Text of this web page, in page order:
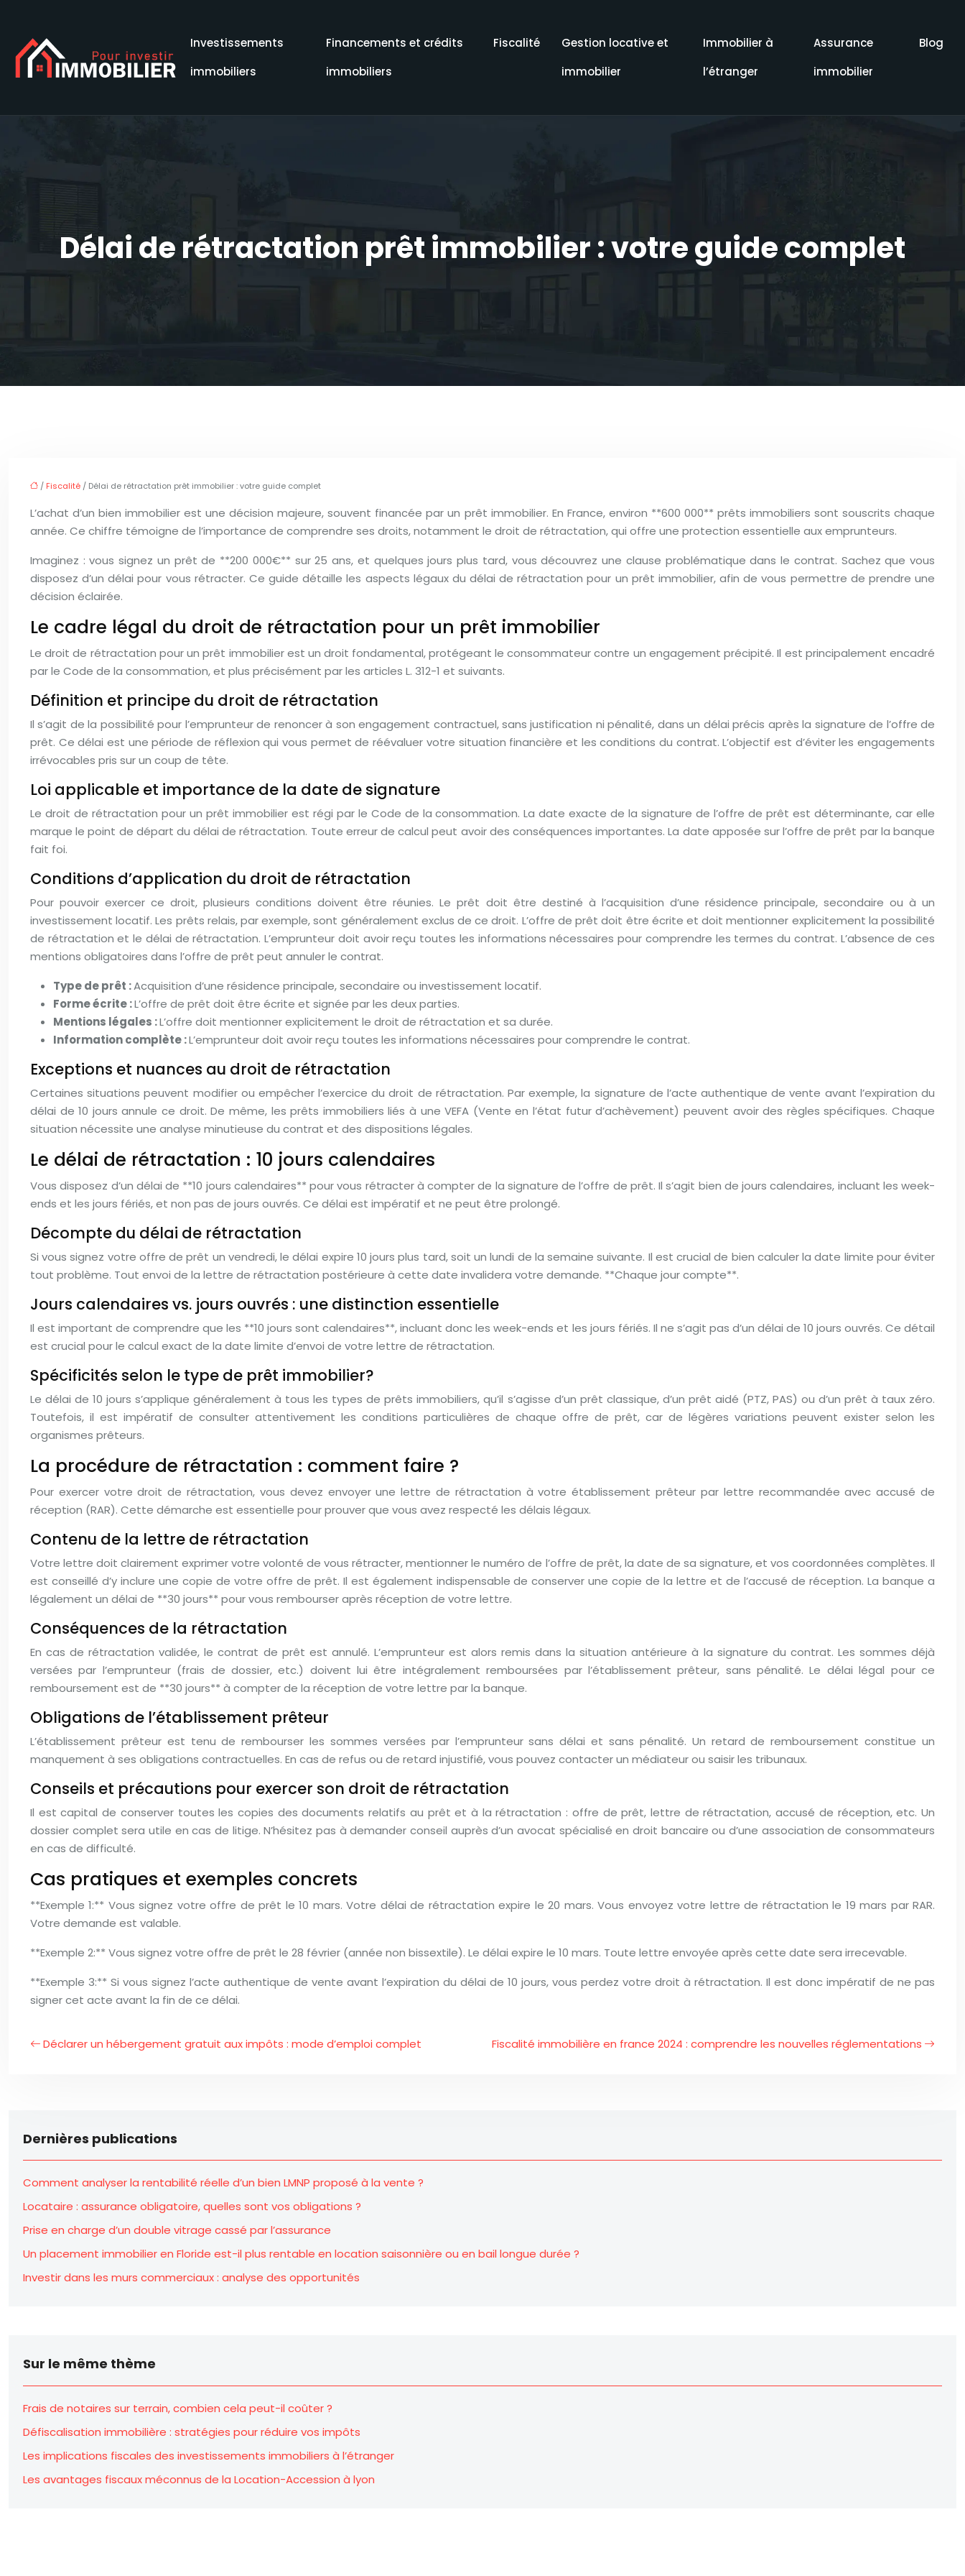
Investissements
immobiliers
Financements et crédits
immobiliers
Fiscalité
Gestion locative et
immobilier
Immobilier à
l’étranger
Assurance
immobilier
Blog
Délai de rétractation prêt immobilier : votre guide complet
/ Fiscalité / Délai de rétractation prêt immobilier : votre guide complet
L’achat d’un bien immobilier est une décision majeure, souvent financée par un prêt immobilier. En France, environ **600 000** prêts immobiliers sont souscrits chaque
année. Ce chiffre témoigne de l’importance de comprendre ses droits, notamment le droit de rétractation, qui offre une protection essentielle aux emprunteurs.
Imaginez : vous signez un prêt de **200 000€** sur 25 ans, et quelques jours plus tard, vous découvrez une clause problématique dans le contrat. Sachez que vous
disposez d’un délai pour vous rétracter. Ce guide détaille les aspects légaux du délai de rétractation pour un prêt immobilier, afin de vous permettre de prendre une
décision éclairée.
Le cadre légal du droit de rétractation pour un prêt immobilier
Le droit de rétractation pour un prêt immobilier est un droit fondamental, protégeant le consommateur contre un engagement précipité. Il est principalement encadré
par le Code de la consommation, et plus précisément par les articles L. 312-1 et suivants.
Définition et principe du droit de rétractation
Il s’agit de la possibilité pour l’emprunteur de renoncer à son engagement contractuel, sans justification ni pénalité, dans un délai précis après la signature de l’offre de
prêt. Ce délai est une période de réflexion qui vous permet de réévaluer votre situation financière et les conditions du contrat. L’objectif est d’éviter les engagements
irrévocables pris sur un coup de tête.
Loi applicable et importance de la date de signature
Le droit de rétractation pour un prêt immobilier est régi par le Code de la consommation. La date exacte de la signature de l’offre de prêt est déterminante, car elle
marque le point de départ du délai de rétractation. Toute erreur de calcul peut avoir des conséquences importantes. La date apposée sur l’offre de prêt par la banque
fait foi.
Conditions d’application du droit de rétractation
Pour pouvoir exercer ce droit, plusieurs conditions doivent être réunies. Le prêt doit être destiné à l’acquisition d’une résidence principale, secondaire ou à un
investissement locatif. Les prêts relais, par exemple, sont généralement exclus de ce droit. L’offre de prêt doit être écrite et doit mentionner explicitement la possibilité
de rétractation et le délai de rétractation. L’emprunteur doit avoir reçu toutes les informations nécessaires pour comprendre les termes du contrat. L’absence de ces
mentions obligatoires dans l’offre de prêt peut annuler le contrat.
Type de prêt :Acquisition d’une résidence principale, secondaire ou investissement locatif.
Forme écrite :L’offre de prêt doit être écrite et signée par les deux parties.
Mentions légales :L’offre doit mentionner explicitement le droit de rétractation et sa durée.
Information complète :L’emprunteur doit avoir reçu toutes les informations nécessaires pour comprendre le contrat.
Exceptions et nuances au droit de rétractation
Certaines situations peuvent modifier ou empêcher l’exercice du droit de rétractation. Par exemple, la signature de l’acte authentique de vente avant l’expiration du
délai de 10 jours annule ce droit. De même, les prêts immobiliers liés à une VEFA (Vente en l’état futur d’achèvement) peuvent avoir des règles spécifiques. Chaque
situation nécessite une analyse minutieuse du contrat et des dispositions légales.
Le délai de rétractation : 10 jours calendaires
Vous disposez d’un délai de **10 jours calendaires** pour vous rétracter à compter de la signature de l’offre de prêt. Il s’agit bien de jours calendaires, incluant les week-
ends et les jours fériés, et non pas de jours ouvrés. Ce délai est impératif et ne peut être prolongé.
Décompte du délai de rétractation
Si vous signez votre offre de prêt un vendredi, le délai expire 10 jours plus tard, soit un lundi de la semaine suivante. Il est crucial de bien calculer la date limite pour éviter
tout problème. Tout envoi de la lettre de rétractation postérieure à cette date invalidera votre demande. **Chaque jour compte**.
Jours calendaires vs. jours ouvrés : une distinction essentielle
Il est important de comprendre que les **10 jours sont calendaires**, incluant donc les week-ends et les jours fériés. Il ne s’agit pas d’un délai de 10 jours ouvrés. Ce détail
est crucial pour le calcul exact de la date limite d’envoi de votre lettre de rétractation.
Spécificités selon le type de prêt immobilier?
Le délai de 10 jours s’applique généralement à tous les types de prêts immobiliers, qu’il s’agisse d’un prêt classique, d’un prêt aidé (PTZ, PAS) ou d’un prêt à taux zéro.
Toutefois, il est impératif de consulter attentivement les conditions particulières de chaque offre de prêt, car de légères variations peuvent exister selon les
organismes prêteurs.
La procédure de rétractation : comment faire ?
Pour exercer votre droit de rétractation, vous devez envoyer une lettre de rétractation à votre établissement prêteur par lettre recommandée avec accusé de
réception (RAR). Cette démarche est essentielle pour prouver que vous avez respecté les délais légaux.
Contenu de la lettre de rétractation
Votre lettre doit clairement exprimer votre volonté de vous rétracter, mentionner le numéro de l’offre de prêt, la date de sa signature, et vos coordonnées complètes. Il
est conseillé d’y inclure une copie de votre offre de prêt. Il est également indispensable de conserver une copie de la lettre et de l’accusé de réception. La banque a
légalement un délai de **30 jours** pour vous rembourser après réception de votre lettre.
Conséquences de la rétractation
En cas de rétractation validée, le contrat de prêt est annulé. L’emprunteur est alors remis dans la situation antérieure à la signature du contrat. Les sommes déjà
versées par l’emprunteur (frais de dossier, etc.) doivent lui être intégralement remboursées par l’établissement prêteur, sans pénalité. Le délai légal pour ce
remboursement est de **30 jours** à compter de la réception de votre lettre par la banque.
Obligations de l’établissement prêteur
L’établissement prêteur est tenu de rembourser les sommes versées par l’emprunteur sans délai et sans pénalité. Un retard de remboursement constitue un
manquement à ses obligations contractuelles. En cas de refus ou de retard injustifié, vous pouvez contacter un médiateur ou saisir les tribunaux.
Conseils et précautions pour exercer son droit de rétractation
Il est capital de conserver toutes les copies des documents relatifs au prêt et à la rétractation : offre de prêt, lettre de rétractation, accusé de réception, etc. Un
dossier complet sera utile en cas de litige. N’hésitez pas à demander conseil auprès d’un avocat spécialisé en droit bancaire ou d’une association de consommateurs
en cas de difficulté.
Cas pratiques et exemples concrets
**Exemple 1:** Vous signez votre offre de prêt le 10 mars. Votre délai de rétractation expire le 20 mars. Vous envoyez votre lettre de rétractation le 19 mars par RAR.
Votre demande est valable.
**Exemple 2:** Vous signez votre offre de prêt le 28 février (année non bissextile). Le délai expire le 10 mars. Toute lettre envoyée après cette date sera irrecevable.
**Exemple 3:** Si vous signez l’acte authentique de vente avant l’expiration du délai de 10 jours, vous perdez votre droit à rétractation. Il est donc impératif de ne pas
signer cet acte avant la fin de ce délai.
Déclarer un hébergement gratuit aux impôts : mode d’emploi complet Fiscalité immobilière en france 2024 : comprendre les nouvelles réglementations
Dernières publications
Comment analyser la rentabilité réelle d’un bien LMNP proposé à la vente ?
Locataire : assurance obligatoire, quelles sont vos obligations ?
Prise en charge d’un double vitrage cassé par l’assurance
Un placement immobilier en Floride est-il plus rentable en location saisonnière ou en bail longue durée ?
Investir dans les murs commerciaux : analyse des opportunités
Sur le même thème
Frais de notaires sur terrain, combien cela peut-il coûter ?
Défiscalisation immobilière : stratégies pour réduire vos impôts
Les implications fiscales des investissements immobiliers à l’étranger
Les avantages fiscaux méconnus de la Location-Accession à lyon